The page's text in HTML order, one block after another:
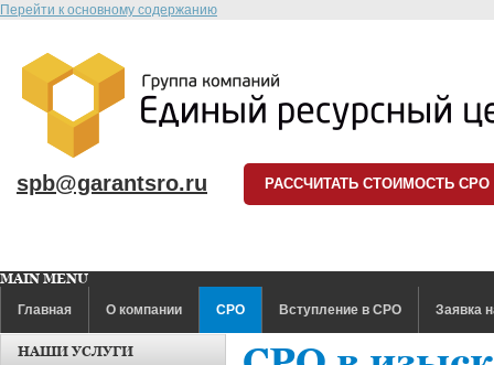
Перейти к основному содержанию
spb@garantsro.ru РАССЧИТАТЬ СТОИМОСТЬ СРО
MAIN MENU
Главная
О компании СРО Вступление в СРО Заявка
НАШИ УСЛУГИ